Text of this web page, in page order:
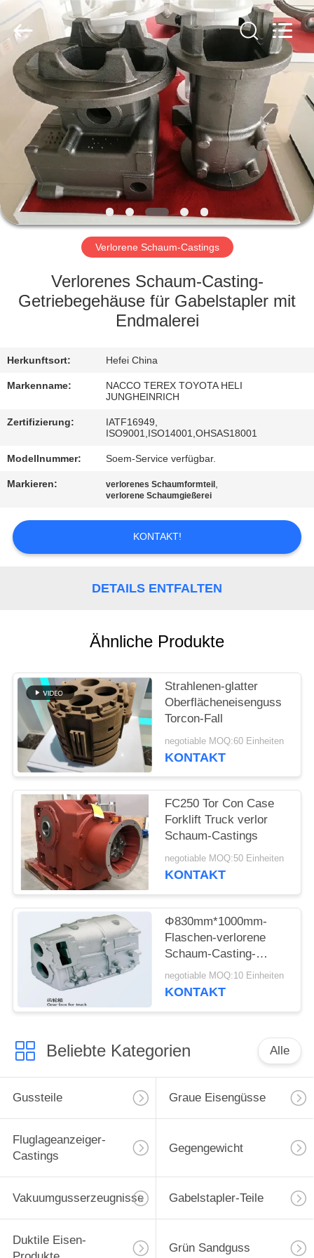
HAUS
PRODUKTE
ÜBER
UNS
FABRIK-
AUSFLUG
QUALITÄTSKONTROLLE
SIE
MIT
VERBINDUNG
NACHRICHTEN
FORDERN
PRIVACY
POLICY
Forging
Factory.
Rights
Reserved.
Developed
ECER
Verlorene Schaum-Castings
Verlorenes Schaum-Casting-
Getriebegehäuse für Gabelstapler mit
Endmalerei
Herkunftsort: Hefei China
Markenname:
NACCO TEREX TOYOTA HELI
JUNGHEINRICH
Zertifizierung:
IATF16949,
ISO9001,ISO14001,OHSAS18001
Modellnummer: Soem-Service verfügbar.
Markieren: verlorenes Schaumformteil ,
verlorene Schaumgießerei
KONTAKT!
DETAILS ENTFALTEN
Ähnliche Produkte
Strahlenen-glatter
Oberflächeneisenguss
Torcon-Fall
negotiable MOQ:60 Einheiten
KONTAKT
FC250 Tor Con Case
Forklift Truck verlor
Schaum-Castings
negotiable MOQ:50 Einheiten
KONTAKT
Φ830mm*1000mm-
Flaschen-verlorene
Schaum-Casting-
Kupplung für
Minibagger
negotiable MOQ:10 Einheiten
KONTAKT
Beliebte Kategorien Alle
Gussteile Graue Eisengüsse
Fluglageanzeiger-
Castings
Gegengewicht
Vakuumgusserzeugnisse Gabelstapler-Teile
Duktile Eisen-
Grün Sandguss